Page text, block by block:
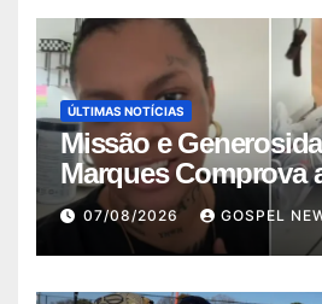
ÚLTIMAS NOTÍCIAS
Missão e
Marques Comprova
de Deus…
07/08/2026 GOSPEL